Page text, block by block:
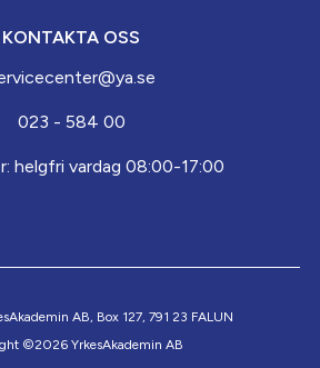
KONTAKTA OSS
023 - 584 00
helgfri vardag 08:00-17:00
©2026 YrkesAkademin AB
AB, Box 127, 791 23 FALUN